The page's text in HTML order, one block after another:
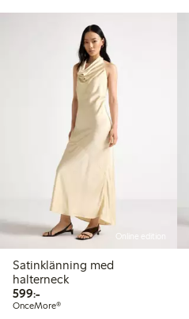
Online edition
Satinklänning med
halterneck
599:-599,00 kr
OnceMore®